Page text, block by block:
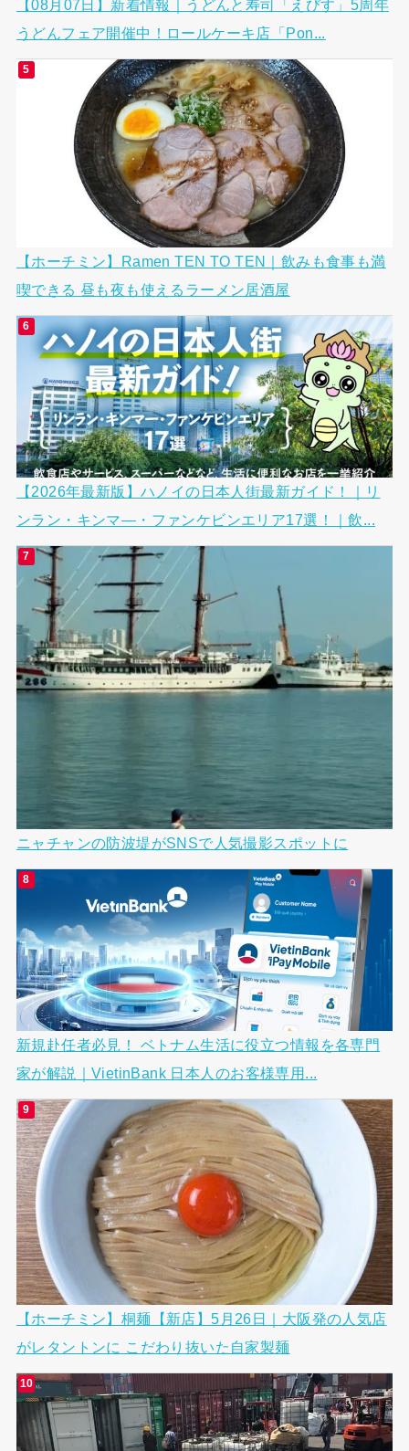
【08月07日】新着情報｜うどんと寿司「えびす」5周年
うどんフェア開催中！ロールケーキ店「Pon...
【ホーチミン】Ramen TEN TO TEN｜飲みも食事も満
喫できる 昼も夜も使えるラーメン居酒屋
【2026年最新版】ハノイの日本人街最新ガイド！｜リ
ンラン・キンマ―・ファンケビンエリア17選！｜飲...
ニャチャンの防波堤がSNSで人気撮影スポットに
新規赴任者必見！ ベトナム生活に役立つ情報を各専門
家が解説｜VietinBank 日本人のお客様専用...
【ホーチミン】桐麺【新店】5月26日｜大阪発の人気店
がレタントンに こだわり抜いた自家製麺